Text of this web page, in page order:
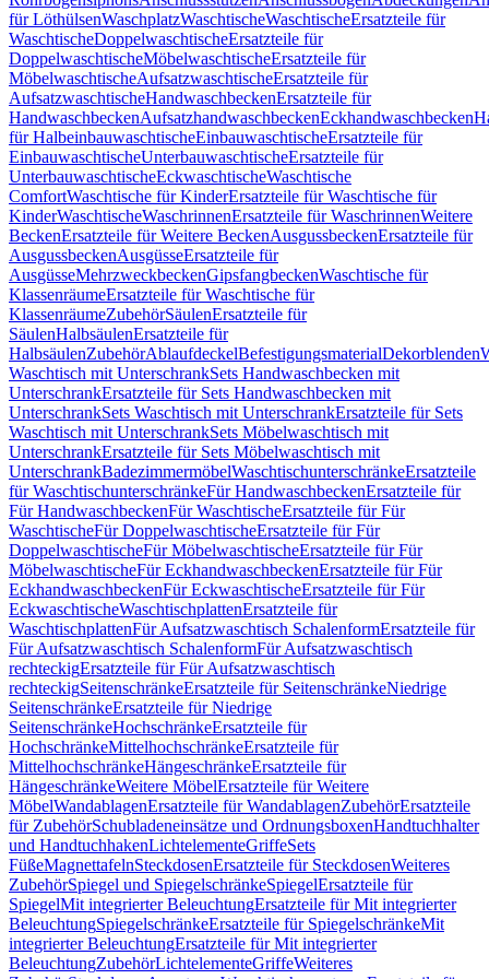
für LöthülsenWaschplatzWaschtischeWaschtischeErsatzteile für
WaschtischeDoppelwaschtischeErsatzteile für
DoppelwaschtischeMöbelwaschtischeErsatzteile für
MöbelwaschtischeAufsatzwaschtischeErsatzteile für
AufsatzwaschtischeHandwaschbeckenErsatzteile für
HandwaschbeckenAufsatzhandwaschbeckenEckhandwaschbecken
für HalbeinbauwaschtischeEinbauwaschtischeErsatzteile für
EinbauwaschtischeUnterbauwaschtischeErsatzteile für
UnterbauwaschtischeEckwaschtischeWaschtische
ComfortWaschtische für KinderErsatzteile für Waschtische für
KinderWaschtischeWaschrinnenErsatzteile für WaschrinnenWeitere
BeckenErsatzteile für Weitere BeckenAusgussbeckenErsatzteile für
AusgussbeckenAusgüsseErsatzteile für
AusgüsseMehrzweckbeckenGipsfangbeckenWaschtische für
KlassenräumeErsatzteile für Waschtische für
KlassenräumeZubehörSäulenErsatzteile für
SäulenHalbsäulenErsatzteile für
HalbsäulenZubehörAblaufdeckelBefestigungsmaterialDekorblenden
Waschtisch mit UnterschrankSets Handwaschbecken mit
UnterschrankErsatzteile für Sets Handwaschbecken mit
UnterschrankSets Waschtisch mit UnterschrankErsatzteile für Sets
Waschtisch mit UnterschrankSets Möbelwaschtisch mit
UnterschrankErsatzteile für Sets Möbelwaschtisch mit
UnterschrankBadezimmermöbelWaschtischunterschränkeErsatzteile
für WaschtischunterschränkeFür HandwaschbeckenErsatzteile für
Für HandwaschbeckenFür WaschtischeErsatzteile für Für
WaschtischeFür DoppelwaschtischeErsatzteile für Für
DoppelwaschtischeFür MöbelwaschtischeErsatzteile für Für
MöbelwaschtischeFür EckhandwaschbeckenErsatzteile für Für
EckhandwaschbeckenFür EckwaschtischeErsatzteile für Für
EckwaschtischeWaschtischplattenErsatzteile für
WaschtischplattenFür Aufsatzwaschtisch SchalenformErsatzteile für
Für Aufsatzwaschtisch SchalenformFür Aufsatzwaschtisch
rechteckigErsatzteile für Für Aufsatzwaschtisch
rechteckigSeitenschränkeErsatzteile für SeitenschränkeNiedrige
SeitenschränkeErsatzteile für Niedrige
SeitenschränkeHochschränkeErsatzteile für
HochschränkeMittelhochschränkeErsatzteile für
MittelhochschränkeHängeschränkeErsatzteile für
HängeschränkeWeitere MöbelErsatzteile für Weitere
MöbelWandablagenErsatzteile für WandablagenZubehörErsatzteile
für ZubehörSchubladeneinsätze und OrdnungsboxenHandtuchhalter
und HandtuchhakenLichtelementeGriffeSets
FüßeMagnettafelnSteckdosenErsatzteile für SteckdosenWeiteres
ZubehörSpiegel und SpiegelschränkeSpiegelErsatzteile für
SpiegelMit integrierter BeleuchtungErsatzteile für Mit integrierter
BeleuchtungSpiegelschränkeErsatzteile für SpiegelschränkeMit
integrierter BeleuchtungErsatzteile für Mit integrierter
BeleuchtungZubehörLichtelementeGriffeWeiteres